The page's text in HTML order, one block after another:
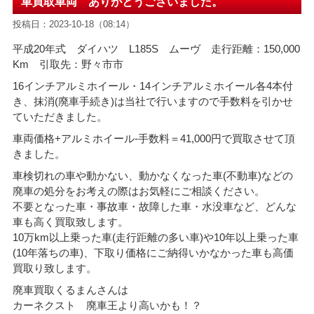
投稿日：2023-10-18（08:14）
平成20年式 ダイハツ L185S ムーヴ 走行距離：150,000
Km 引取先：野々市市
16インチアルミホイール・14インチアルミホイール各4本付
き、抹消(廃車手続き)は当社で行いますので手数料を引かせ
ていただきました。
車両価格+アルミホイール-手数料＝41,000円で買取させて頂
きました。
車検切れの車や動かない、動かなくなった車(不動車)などの
廃車の処分をお考えの際はお気軽にご相談ください。
不要となった車・事故車・故障した車・水没車など、どんな
車も高く買取致します。
10万km以上乗った車(走行距離の多い車)や10年以上乗った車
(10年落ちの車)、下取り価格にご納得いかなかった車も高価
買取り致します。
廃車買取くるまんさんは
カーネクスト 廃車王より高いかも！？